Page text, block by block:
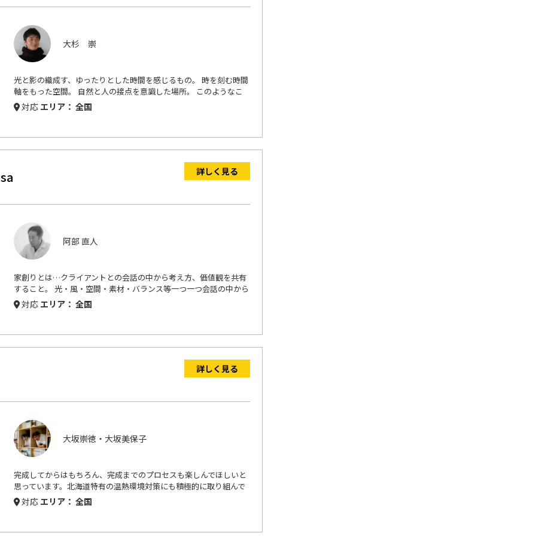
大杉 崇
光と影の織成す、ゆったりとした時間を感じるもの。 時を刻む時間
軸をもった空間。 自然と人の接点を意識した場所。 このようなこ
とを考え日々設計をしています。 また、出会いは多くを学ばせてい
ただき、それらを空間に盛り込む場ともなります。ですから建築を
ATELIER O2 ？ ・数学や科学で意味する○（ゼロ）の無限に続く
可能性。 ・Ｏ２（酸素）の無色透明なイメージと無くてはならない
存在、他の元素記号と融合し形態を変化させる融通性。 ・皆が納得
できるもの◎（二重丸）を作り上げる。 このようなことを考えＯ２
（オオツウ）としました、どのように読むのか分かりづらいのも、
対応 エリア： 全国
詳しく見る
阿部 直人
家創りとは…クライアントとの会話の中から考え方、価値観を共有
すること。 光・風・空間・素材・バランス等一つ一つ会話の中から
何度も検討し、創りあげていきます。 そっと優しく包み込むよう
な…そんな、柔らかなくつろぎの空間をつくっていきたいと考えて
対応 エリア： 全国
詳しく見る
大坂崇徳・大坂美保子
完成してからはもちろん、完成までのプロセスも楽しんでほしいと
思っています。北海道特有の温熱環境対策にも積極的に取り組んで
います。空間の質と環境の両面を大事にした建築を広めていきたい
と考えています。 設計を進める中で一番大切にしているのは、住ま
が、住宅は毎日の中で最も長くすごす大切な場所です。その大切な
対応 エリア： 全国